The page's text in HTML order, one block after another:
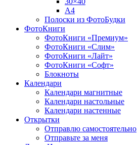
A4
Полоски из ФотоБудки
ФотоКниги
ФотоКниги «Премиум»
ФотоКниги «Слим»
ФотоКниги «Лайт»
ФотоКниги «Софт»
Блокноты
Календари
Календари магнитные
Календари настольные
Календари настенные
Открытки
Отправлю самостоятельно
Отправьте за меня